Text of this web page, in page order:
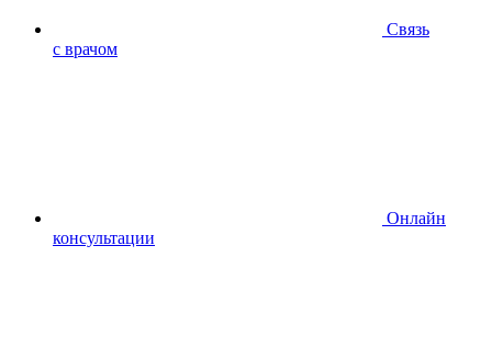
Связь
с врачом
Онлайн
консультации